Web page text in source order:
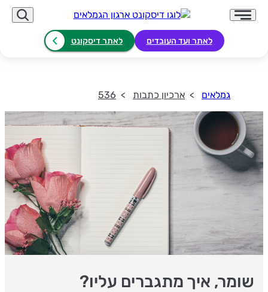
לאתר ועד העובדים לאתר דיסקונט
גמלאים ארכיון כתבות 536
שומר, איך מתגברים עליו?